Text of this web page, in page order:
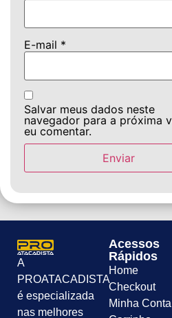
E-mail *
Salvar meus dados neste
navegador para a próxima
eu comentar.
A
PROATACADISTA
é especializada
nas melhores
Acessos
Rápidos
Home
Checkout
Minha Conta